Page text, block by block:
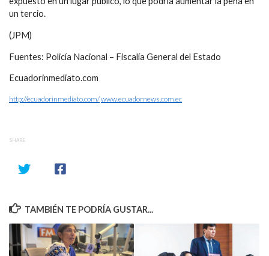
un tercio.
(JPM)
Fuentes: Policía Nacional – Fiscalía General del Estado
Ecuadorinmediato.com
http://ecuadorinmediato.com/www.ecuadornews.com.ec
SHARE
TAMBIÉN TE PODRÍA GUSTAR...